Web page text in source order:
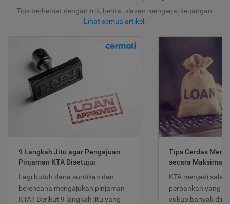
Tips berhemat dengan trik, berita, ulasan mengenai keuangan.
Lihat semua artikel .
9 Langkah Jitu agar Pengajuan
Pinjaman KTA Disetujui
Lagi butuh dana suntikan dan
berencana mengajukan pinjaman
KTA? Berikut 9 langkah jitu yang
Tips Cerdas
secara Maksimal
KTA menjadi
perbankan yang
cukup banyak